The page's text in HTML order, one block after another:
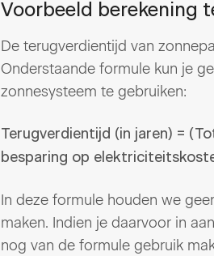
Voorbeeld berekening
De terugverdientijd van
Onderstaande formule kun je
zonnesysteem te gebruiken:
Terugverdientijd (in jaren) =
besparing op
In deze formule houden we
maken. Indien je daarvoor in
nog van de formule gebruik